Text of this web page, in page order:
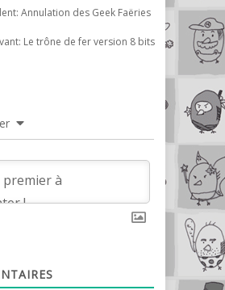
Annulation des Geek Faëries
Le trône de fer version 8 bits